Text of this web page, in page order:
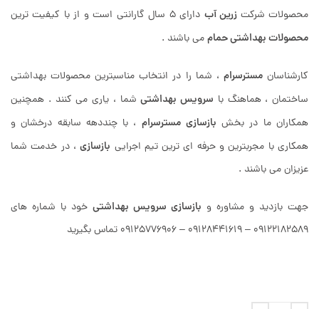
محصولات شرکت زرین آب دارای 5 سال گارانتی است و از با کیفیت ترین
محصولات بهداشتی حماممی باشند .
کارشناسانمسترسرام ، شما را در انتخاب مناسبترین محصولات بهداشتی
ساختمان ، هماهنگ با سرویس بهداشتیشما ، یاری می کنند . همچنین
همکاران ما در بخش بازسازی مسترسرام ، با چنددهه سابقه درخشان و
همکاری با مجربترین و حرفه ای ترین تیم اجرایی بازسازی، در خدمت شما
عزیزان می باشند .
جهت بازدید و مشاوره و بازسازی سرویس بهداشتی خود با شماره های
09122182589 – 09128441619 – 09125776906 تماس بگیرید